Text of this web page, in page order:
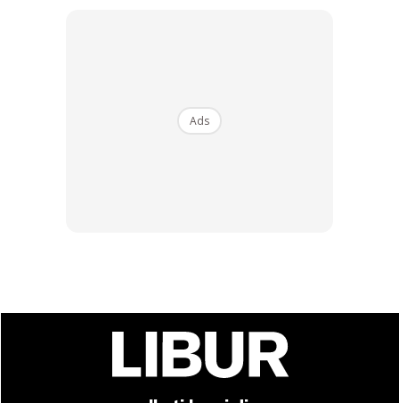
– Naik ferry dari Langkawi – Satun jam 9:30 am (tic price
Ads